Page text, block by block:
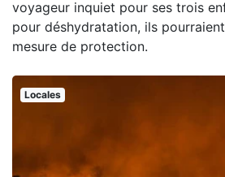
voyageur inquiet pour ses trois
pour déshydratation, ils pourraient
mesure de protection.
Locales